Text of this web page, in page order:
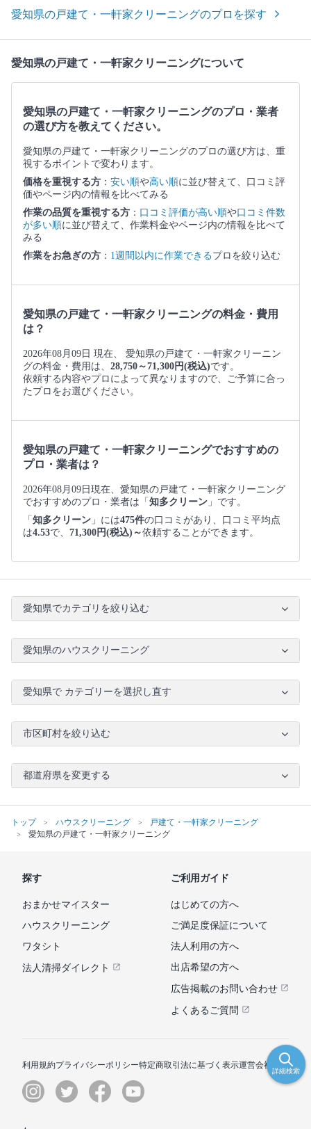
愛知県の戸建て・一軒家クリーニングのプロを探す
愛知県の戸建て・一軒家クリーニングについて
愛知県の戸建て・一軒家クリーニングのプロ・業者
の選び方を教えてください。
愛知県の戸建て・一軒家クリーニングのプロの選び方は、重
視するポイントで変わります。
価格を重視する方 ： 安い順や高い順に並び替えて、口コミ評
価やページ内の情報を比べてみる
作業の品質を重視する方 ： 口コミ評価が高い順や口コミ件数
が多い順に並び替えて、作業料金やページ内の情報を比べて
みる
作業をお急ぎの方 ： 1週間以内に作業できるプロを絞り込む
愛知県の戸建て・一軒家クリーニングの料金・費用
は？
2026年08月09日 現在、 愛知県の戸建て・一軒家クリーニン
グの料金・費用は、 28,750～71,300円(税込)です。
依頼する内容やプロによって異なりますので、ご予算に合っ
たプロをお選びください。
愛知県の戸建て・一軒家クリーニングでおすすめの
プロ・業者は？
2026年08月09日現在、愛知県の戸建て・一軒家クリーニング
でおすすめのプロ・業者は「知多クリーン 」です。
「知多クリーン 」には475件の口コミがあり、口コミ平均点
は4.53で、 71,300円(税込)～依頼することができます。
愛知県でカテゴリを絞り込む
愛知県のハウスクリーニング
愛知県で カテゴリーを選択し直す
市区町村を絞り込む
都道府県を変更する
トップ ハウスクリーニング
戸建て・一軒家クリーニング
愛知県の戸建て・一軒家クリーニング
詳細検索
探す
おまかせマイスター
ハウスクリーニング
ワタシト
法人清掃ダイレクト
ご利用ガイド
はじめての方へ
ご満足度保証について
法人利用の方へ
出店希望の方へ
広告掲載のお問い合わせ
よくあるご質問
利用規約プライバシーポリシー特定商取引法に基づく表示運営会社